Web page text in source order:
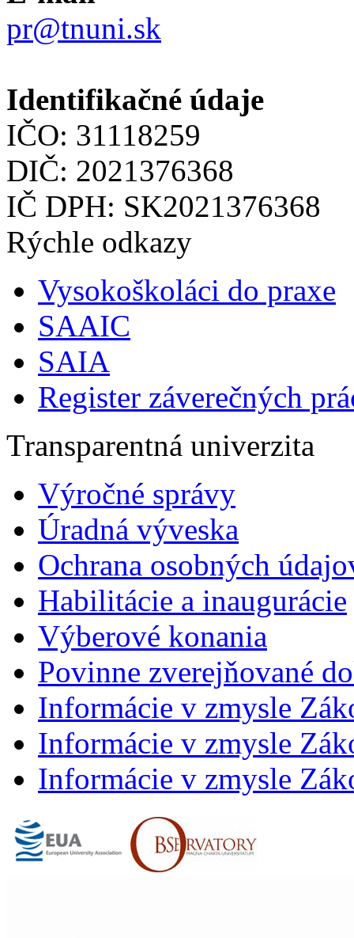
pr@tnuni.sk
Identifikačné údaje
IČO: 31118259
DIČ: 2021376368
IČ DPH: SK2021376368
Rýchle odkazy
Vysokoškoláci do praxe
SAAIC
SAIA
Register záverečných
Transparentná univerzita
Výročné správy
Úradná výveska
Ochrana osobných
Habilitácie a inaugurácie
Výberové konania
Povinne zverejňované
Informácie v zmysle
Informácie v zmysle
Informácie v zmysle